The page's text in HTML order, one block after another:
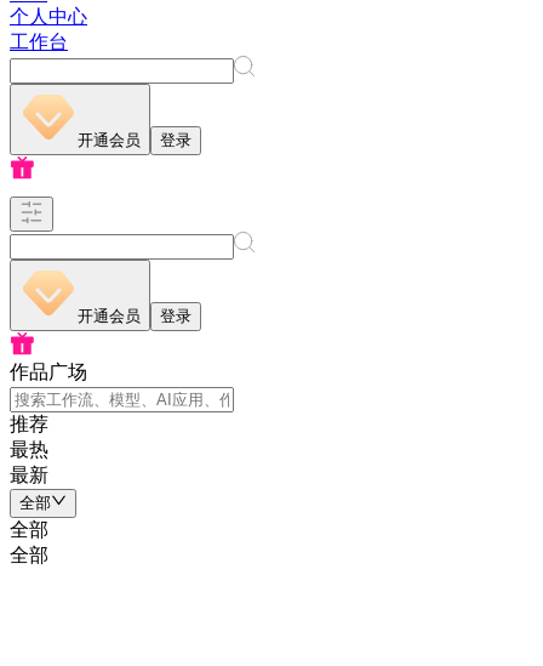
个人中心
工作台
开通会员 登录
开通会员 登录
作品广场
推荐
最热
最新
全部
全部
全部